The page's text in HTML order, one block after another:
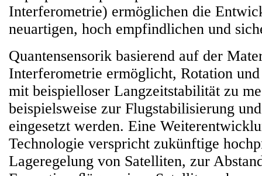
Interferometrie) ermöglichen die
neuartigen, hoch empfindlichen und
Quantensensorik basierend auf der
Interferometrie ermöglicht, Rotation
mit beispielloser Langzeitstabilität zu
beispielsweise zur Flugstabilisierung
eingesetzt werden. Eine
Technologie verspricht zukünftige
Lageregelung von Satelliten, zur